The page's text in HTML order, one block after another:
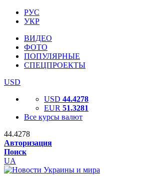
РУС
УКР
ВИДЕО
ФОТО
ПОПУЛЯРНЫЕ
СПЕЦПРОЕКТЫ
USD
USD 44.4278
EUR 51.3281
Все курсы валют
44.4278
Авторизация
Поиск
UA